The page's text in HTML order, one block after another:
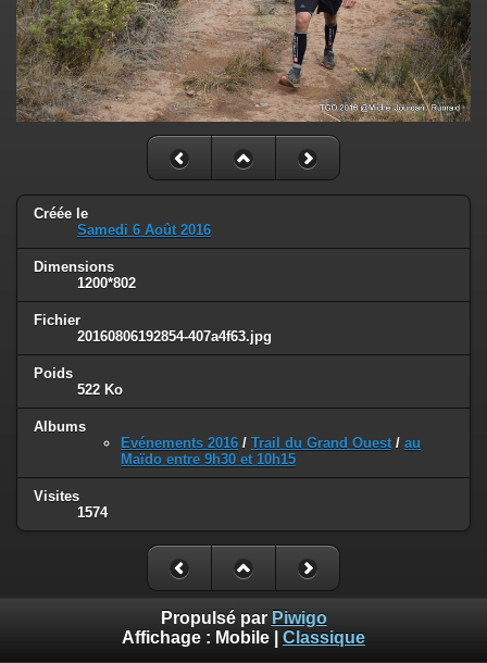
Créée le
Samedi 6 Août 2016
Dimensions
1200*802
Fichier
20160806192854-407a4f63.jpg
Poids
522 Ko
Albums
Evénements 2016 / Trail du Grand Ouest / au
Maïdo entre 9h30 et 10h15
Visites
1574
Propulsé par Piwigo
Affichage : Mobile Classique